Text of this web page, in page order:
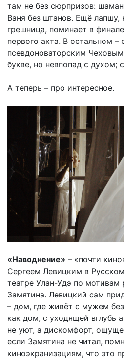
там не без сюрпризов:
Ваня без штанов. Ещё лапшу,
грешница, поминает в
первого акта. В остальном –
псевдоноваторским
букве, но невпопад с духом;
А теперь – про интересное.
«Наводнение» – «почти
Сергеем Левицким в
театре Улан-Удэ по мотивам
Замятина. Левицкий сам
– дом, где живёт с мужем
как дом, с уходящей вглубь
не уют, а дискомфорт,
если Замятина не читал,
киноэкранизациям, что это